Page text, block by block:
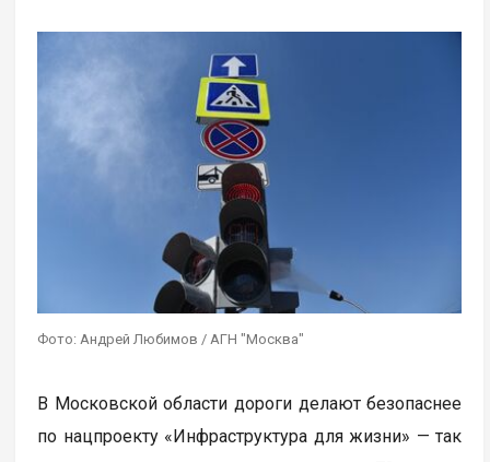
Фото: Андрей Любимов / АГН "Москва"
В Московской области дороги делают безопаснее
по нацпроекту «Инфраструктура для жизни» — так